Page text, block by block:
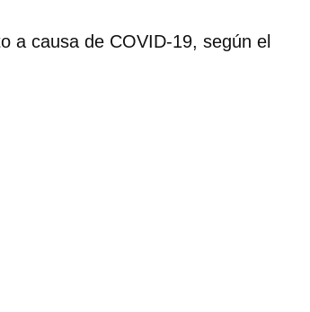
a causa de COVID-19, según el